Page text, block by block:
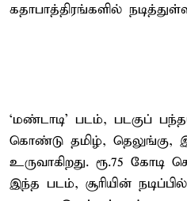
கதாபாத்திரங்களில்
‘மண்டாடி’ படம், படகுப்
கொண்டு தமிழ், தெலுங்கு,
உருவாகிறது. ரூ.75 கோடி
இந்த படம், சூரியின்